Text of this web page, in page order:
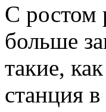
С ростом
больше
такие,
станция